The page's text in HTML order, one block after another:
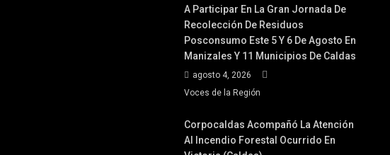
A Participar En La Gran Jornada De
Recolección De Residuos
Posconsumo Este 5 Y 6 De Agosto En
Manizales Y 11 Municipios De Caldas
agosto 4, 2026
Voces de la Región
Corpocaldas Acompañó La Atención
Al Incendio Forestal Ocurrido En